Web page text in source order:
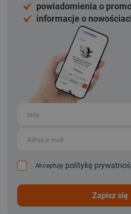
powiadomienia o
informacje o
Akceptuję politykę
zapisz się